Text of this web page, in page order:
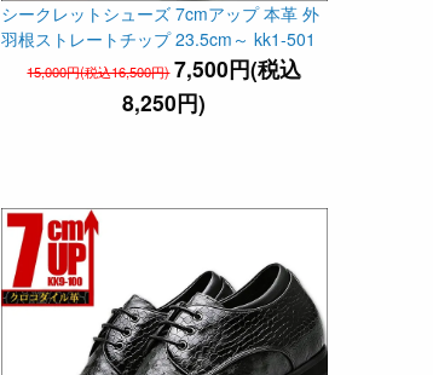
シークレットシューズ 7cmアップ 本革 外
羽根ストレートチップ 23.5cm～ kk1-501
15,000円(税込16,500円) 7,500円(税込
8,250円)